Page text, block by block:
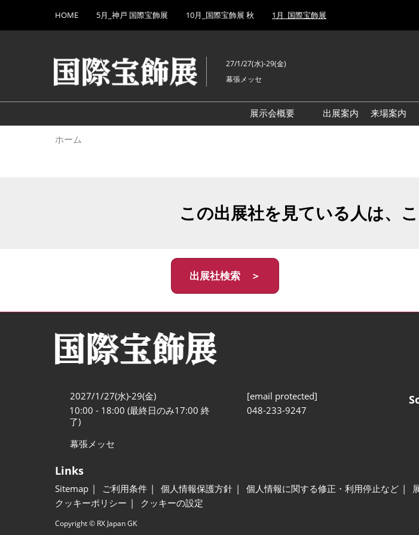
キ
し
て
to
HOME 5月_神戸 国際宝飾展 10月_国際宝飾展 秋 1月_国際宝飾展
27/1/27(水)-29(金)
幕張メッセ
展示会概要
出展案内
来場案内
アク
ホーム
この出展社を見ている人は、
出展社検索 ＞
2027/1/27(水)-29(金)
10:00 - 18:00 (最終日のみ17:00 終
了)
幕張メッセ
[email protected]
048-233-9247
Links
Sitemap ご利用条件 個人情報保護方針 個人情報に関する修正・利用停止など
クッキーポリシー
クッキーの設定
Copyright © RX Japan GK